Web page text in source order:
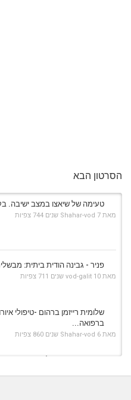
הסרטון הבא
טעימה של שיאצו במצב ישיבה.
מאת Shahar-vod 7 שנים 744 צפיות
פניר - גבינה הודית ביתית:
מאת vod-galit 10 שנים 711 צפיות
שלומית רייזמן ברהום -טיפולי
ברפואה...
מאת Shahar-vod 6 שנים 860 צפיות
מה עושים כשסובלים מכאבים